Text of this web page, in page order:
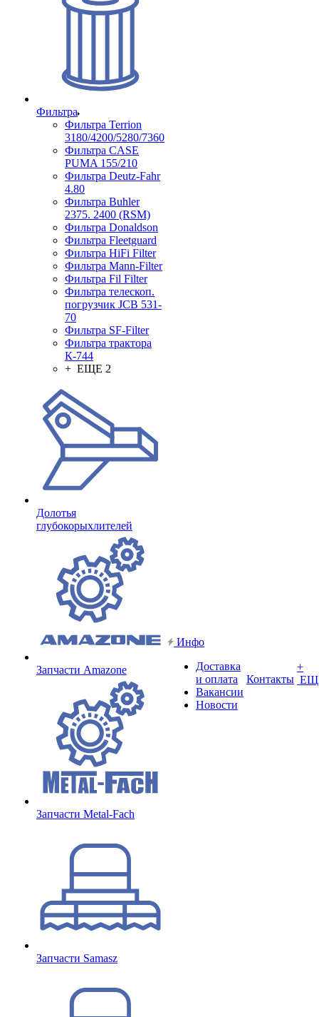
Фильтра
Фильтра Terrion
3180/4200/5280/7360
Фильтра CASE
PUMA 155/210
Фильтра Deutz-Fahr
4.80
Фильтра Buhler
2375. 2400 (RSM)
Фильтра Donaldson
Фильтра Fleetguard
Фильтра HiFi Filter
Фильтра Mann-Filter
Фильтра Fil Filter
Фильтра телескоп.
погрузчик JCB 531-
70
Фильтра SF-Filter
Фильтра трактора
К-744
+ ЕЩЕ 2
Долотья
глубокорыхлителей
Запчасти Amazone
Запчасти Metal-Fach
Запчасти Samasz
Инфо
Доставка
и оплата
Вакансии
Новости
Контакты
+